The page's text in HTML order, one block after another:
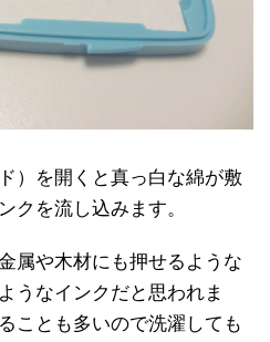
）を開くと真っ白な綿が敷
クを流し込みます。
属や木材にも押せるような
うなインクだと思われま
ことも多いので洗濯しても